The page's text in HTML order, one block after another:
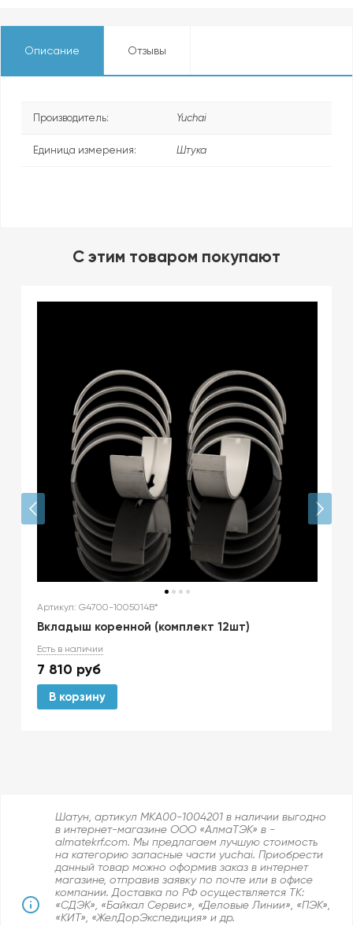
Описание Отзывы
Производитель: Yuchai
Единица измерения: Штука
C этим товаром покупают
Артикул: G4700-1005014B*
Вкладыш коренной (комплект 12шт)
Есть в наличии
7 810 руб
В корзину
Шатун, артикул MKA00-1004201 в наличии выгодно
в интернет-магазине ООО «АлмаТЭК» в -
almatekrf.com. Мы предлагаем лучшую стоимость
на категорию запасные части yuchai. Приобрести
данный товар можно оформив заказ в интернет
магазине, отправив заявку по почте или в офисе
компании. Доставка по РФ осуществляется ТК:
«СДЭК», «Байкал Сервис», «Деловые Линии», «ПЭК»,
«КИТ», «ЖелДорЭкспедиция» и др.